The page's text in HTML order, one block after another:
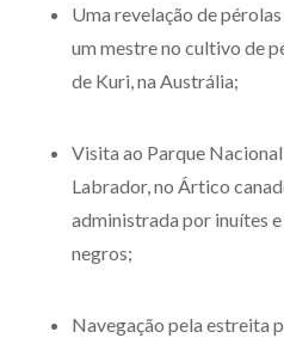
Uma revelação de
um mestre no cultivo de
de Kuri, na Austrália;
Visita ao Parque
Labrador, no Ártico
administrada por inuítes
negros;
Navegação pela estreita